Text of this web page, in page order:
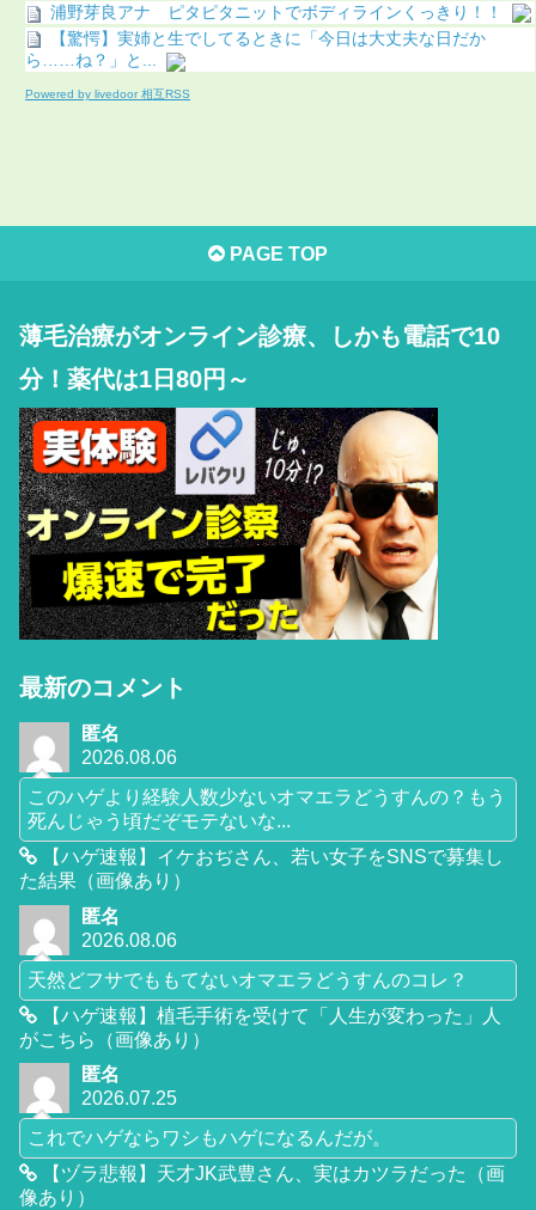
浦野芽良アナ ピタピタニットでボディラインくっきり！！
【驚愕】実姉と生でしてるときに「今日は大丈夫な日だか
ら……ね？」と...
Powered by livedoor 相互RSS
PAGE TOP
薄毛治療がオンライン診療、しかも電話で10
分！薬代は1日80円～
最新のコメント
匿名
2026.08.06
このハゲより経験人数少ないオマエラどうすんの？もう
死んじゃう頃だぞモテないな...
【ハゲ速報】イケおぢさん、若い女子をSNSで募集し
た結果（画像あり）
匿名
2026.08.06
天然どフサでももてないオマエラどうすんのコレ？
【ハゲ速報】植毛手術を受けて「人生が変わった」人
がこちら（画像あり）
匿名
2026.07.25
これでハゲならワシもハゲになるんだが。
【ヅラ悲報】天才JK武豊さん、実はカツラだった（画
像あり）